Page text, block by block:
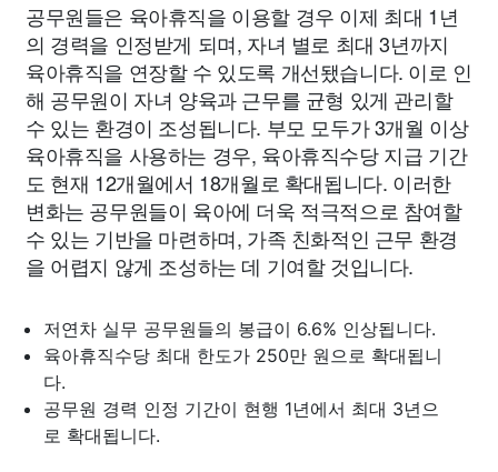
공무원들은 육아휴직을 이용할 경우 이제 최대 1년
의 경력을 인정받게 되며, 자녀 별로 최대 3년까지
육아휴직을 연장할 수 있도록 개선됐습니다. 이로 인
해 공무원이 자녀 양육과 근무를 균형 있게 관리할
수 있는 환경이 조성됩니다. 부모 모두가 3개월 이상
육아휴직을 사용하는 경우, 육아휴직수당 지급 기간
도 현재 12개월에서 18개월로 확대됩니다. 이러한
변화는 공무원들이 육아에 더욱 적극적으로 참여할
수 있는 기반을 마련하며, 가족 친화적인 근무 환경
을 어렵지 않게 조성하는 데 기여할 것입니다.
저연차 실무 공무원들의 봉급이 6.6% 인상됩니다.
육아휴직수당 최대 한도가 250만 원으로 확대됩니
다.
공무원 경력 인정 기간이 현행 1년에서 최대 3년으
로 확대됩니다.